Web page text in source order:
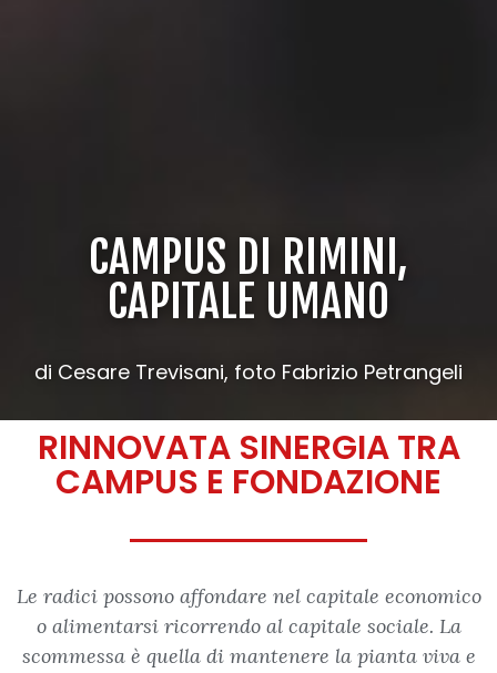
CAMPUS DI RIMINI,
CAPITALE UMANO
di Cesare Trevisani, foto Fabrizio Petrangeli
RINNOVATA SINERGIA TRA
CAMPUS E FONDAZIONE
Le radici possono affondare nel capitale economico
o alimentarsi ricorrendo al capitale sociale. La
scommessa è quella di mantenere la pianta viva e